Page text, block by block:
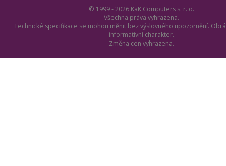
© 1999 - 2026 KaK Computers s. r. o.
Všechna práva vyhrazena.
Technické specifikace se mohou měnit bez výslovného upozornění.
informativní charakter.
Změna cen vyhrazena.